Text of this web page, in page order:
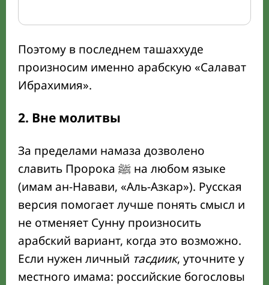
Поэтому в последнем ташаххуде
произносим именно арабскую «Салават
Ибрахимия».
2. Вне молитвы
За пределами намаза дозволено
славить Пророка ﷺ на любом языке
(имам ан-Навави, «Аль-Азкар»). Русская
версия помогает лучше понять смысл и
не отменяет Сунну произносить
арабский вариант, когда это возможно.
Если нужен личный тасдиик, уточните у
местного имама: российские богословы